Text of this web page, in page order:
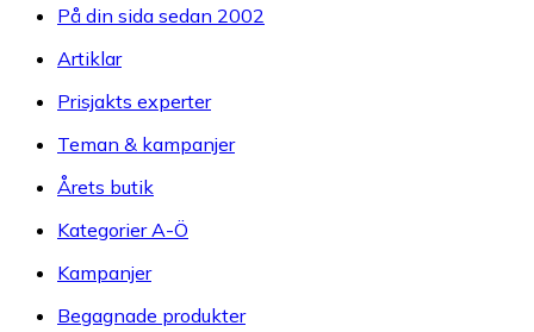
På din sida sedan 2002
Artiklar
Prisjakts experter
Teman & kampanjer
Årets butik
Kategorier A-Ö
Kampanjer
Begagnade produkter